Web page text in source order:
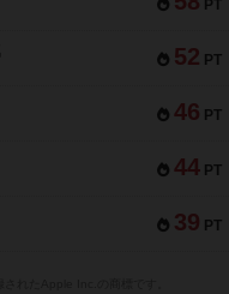
PT
52 PT
46 PT
44 PT
39 PT